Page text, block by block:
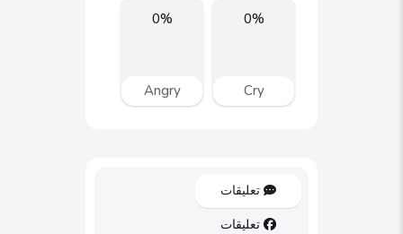
0%
Cry
0%
Angry
تعليقات
تعليقات